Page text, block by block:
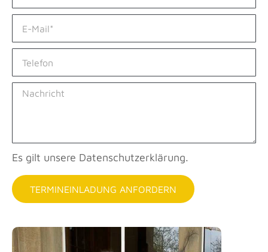
Es gilt unsere Datenschutzerklärung.
TERMINEINLADUNG ANFORDERN